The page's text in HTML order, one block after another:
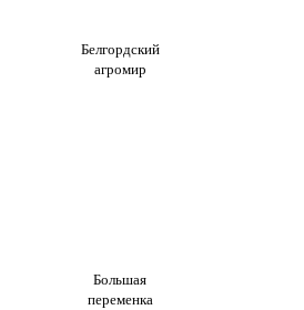
Белгордский
агромир
Большая
переменка